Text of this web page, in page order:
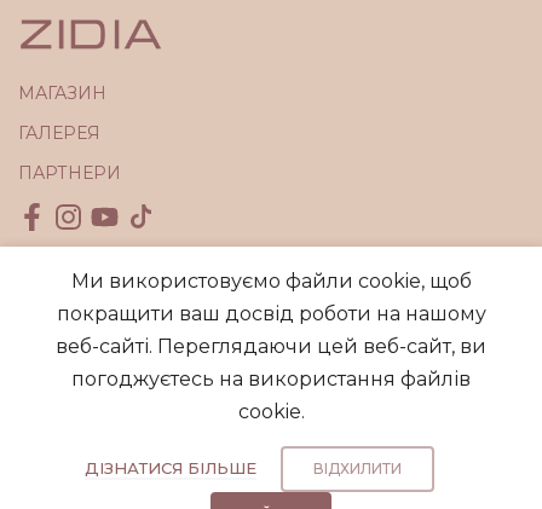
МАГАЗИН
ГАЛЕРЕЯ
ПАРТНЕРИ
КОРИСНА ІНФОРМАЦІЯ
ПОШТОВА РОЗСИЛКА
WWW.ZIDIAOFFICIAL.COM
ALL RIGHTS RESERVED.
Ми використовуємо файли cookie, щоб
покращити ваш досвід роботи на нашому
веб-сайті. Переглядаючи цей веб-сайт, ви
погоджуєтесь на використання файлів
cookie.
ДІЗНАТИСЯ БІЛЬШЕ ВІДХИЛИТИ